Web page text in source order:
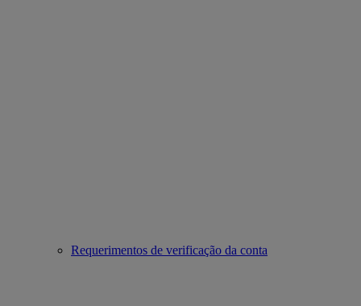
Requerimentos de verificação da conta